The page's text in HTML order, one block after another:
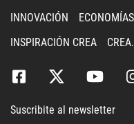
INNOVACIÓN
INSPIRACIÓN CREA
Suscribite al newsletter